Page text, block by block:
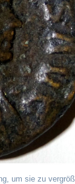
um sie zu